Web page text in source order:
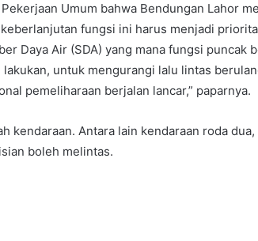
Umum bahwa Bendungan Lahor
fungsi ini harus menjadi
Daya Air (SDA) yang mana fungsi puncak
untuk mengurangi lalu lintas
pemeliharaan berjalan lancar,” paparnya.
kendaraan. Antara lain kendaraan roda
boleh melintas.